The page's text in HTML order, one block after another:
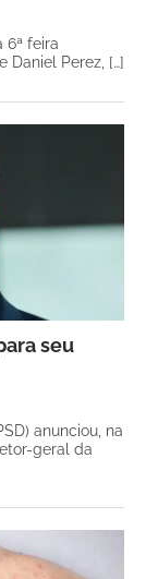
6ª feira
Daniel Perez, […]
seu
anunciou, na
geral da